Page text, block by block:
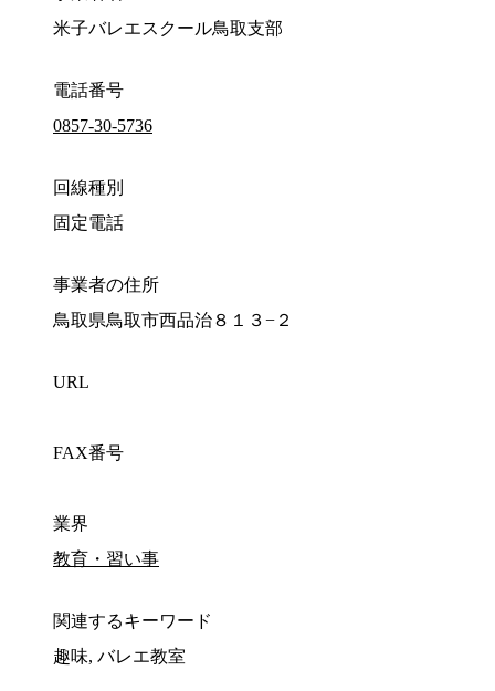
米子バレエスクール鳥取支部
電話番号
0857-30-5736
回線種別
固定電話
事業者の住所
鳥取県鳥取市西品治８１３−２
URL
FAX番号
業界
教育・習い事
関連するキーワード
趣味, バレエ教室